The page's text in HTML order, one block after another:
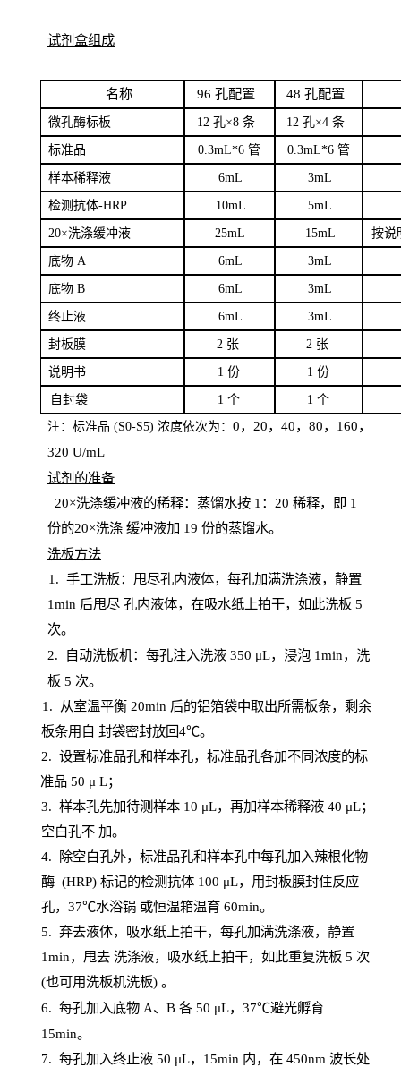
试剂盒组成
名称 96 孔配置 48 孔配置
微孔酶标板 12 孔×8 条 12 孔×4 条
标准品 0.3mL*6 管 0.3mL*6 管
样本稀释液 6mL 3mL
检测抗体-HRP 10mL 5mL
20×洗涤缓冲液 25mL 15mL 按说
底物A 6mL 3mL
底物B 6mL 3mL
终止液 6mL 3mL
封板膜 2 张 2 张
说明书 1 份 1 份
自封袋 1 个 1 个
注：标准品 (S0-S5) 浓度依次为： 0，20，40，80，160，
320 U/mL
试剂的准备
20×洗涤缓冲液的稀释：蒸馏水按 1：20 稀释，即 1
份的20×洗涤 缓冲液加 19 份的蒸馏水。
洗板方法
1. 手工洗板：甩尽孔内液体，每孔加满洗涤液，静置
1min 后甩尽 孔内液体，在吸水纸上拍干，如此洗板 5
次。
2.
自动洗板机：每孔注入洗液 350 μL，浸泡 1min，洗
板 5 次。
1 . 从室温平衡 20min 后的铝箔袋中取出所需板条，剩余
板条用自 封袋密封放回4℃。
2. 设置标准品孔和样本孔，标准品孔各加不同浓度的标
准品 50 μ L；
3. 样本孔先加待测样本 10 μL，再加样本稀释液 40 μL；
空白孔不 加。
4.
除空白孔外，标准品孔和样本孔中每孔加入辣根化物
酶 (HRP) 标记的检测抗体 100 μL，用封板膜封住反应
孔， 37℃水浴锅 或恒温箱温育60min。
5. 弃去液体，吸水纸上拍干，每孔加满洗涤液，静置
1min，甩去 洗涤液，吸水纸上拍干，如此重复洗板 5 次
(也可用洗板机洗板) 。
6. 每孔加入底物A、B 各 50 μL，37℃避光孵育
15min。
7. 每孔加入终止液 50 μL， 15min 内，在450nm 波长处